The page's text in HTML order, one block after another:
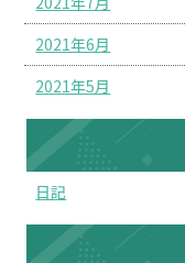
2021年6月
2021年5月
日記